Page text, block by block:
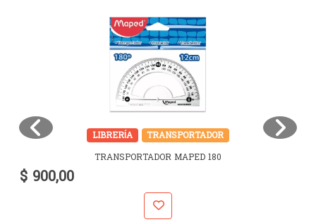
LIBRERÍA
TRANSPORTADOR
TRANSPORTADOR MAPED 180
$ 900,00